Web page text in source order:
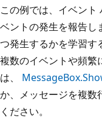
この例では、イベント
ベントの発生を報告し
つ発生するかを学習す
複数のイベントや頻繁
は、
か、メッセージを複数
ください。